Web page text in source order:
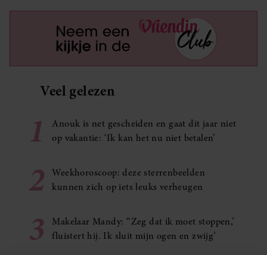
Veel gelezen
1
Anouk is net gescheiden en gaat dit jaar niet
op vakantie: ‘Ik kan het nu niet betalen’
2
Weekhoroscoop: deze sterrenbeelden
kunnen zich op iets leuks verheugen
3
Makelaar Mandy: ‘‘Zeg dat ik moet stoppen,’
fluistert hij. Ik sluit mijn ogen en zwijg’